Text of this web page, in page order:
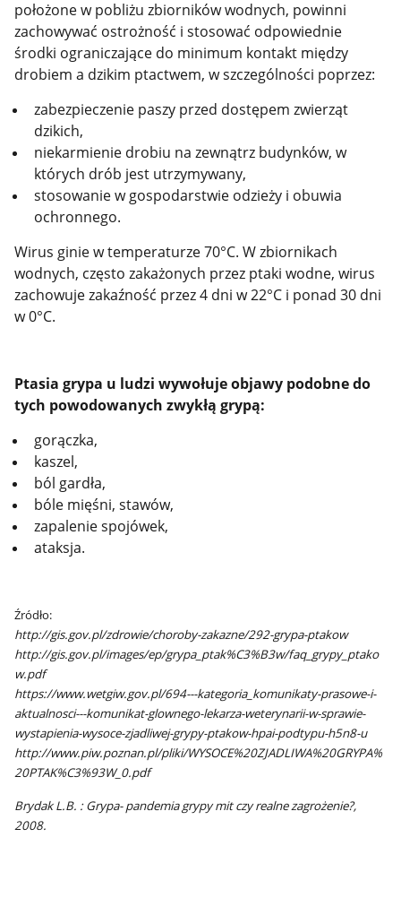
położone w pobliżu zbiorników wodnych, powinni
zachowywać ostrożność i stosować odpowiednie
środki ograniczające do minimum kontakt między
drobiem a dzikim ptactwem, w szczególności poprzez:
zabezpieczenie paszy przed dostępem zwierząt
dzikich,
niekarmienie drobiu na zewnątrz budynków, w
których drób jest utrzymywany,
stosowanie w gospodarstwie odzieży i obuwia
ochronnego.
Wirus ginie w temperaturze 70°C. W zbiornikach
wodnych, często zakażonych przez ptaki wodne, wirus
zachowuje zakaźność przez 4 dni w 22°C i ponad 30 dni
w 0°C.
Ptasia grypa u ludzi wywołuje objawy podobne do
tych powodowanych zwykłą grypą:
gorączka,
kaszel,
ból gardła,
bóle mięśni, stawów,
zapalenie spojówek,
ataksja.
Źródło:
http://gis.gov.pl/zdrowie/choroby-zakazne/292-grypa-ptakow
http://gis.gov.pl/images/ep/grypa_ptak%C3%B3w/faq_grypy_ptako
w.pdf
https://www.wetgiw.gov.pl/694---kategoria_komunikaty-prasowe-i-
aktualnosci---komunikat-glownego-lekarza-weterynarii-w-sprawie-
wystapienia-wysoce-zjadliwej-grypy-ptakow-hpai-podtypu-h5n8-u
http://www.piw.poznan.pl/pliki/WYSOCE%20ZJADLIWA%20GRYPA%
20PTAK%C3%93W_0.pdf
Brydak L.B. : Grypa- pandemia grypy mit czy realne zagrożenie?,
2008.